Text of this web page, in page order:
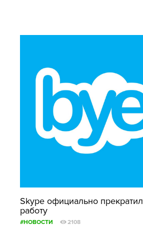
Skype официально прекратил
работу
#НОВОСТИ 2108